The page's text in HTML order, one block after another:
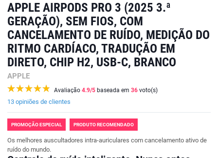
APPLE AIRPODS PRO 3 (2025 3.ª
GERAÇÃO), SEM FIOS, COM
CANCELAMENTO DE RUÍDO, MEDIÇÃO DO
RITMO CARDÍACO, TRADUÇÃO EM
DIRETO, CHIP H2, USB-C, BRANCO
APPLE
Avaliação 4.9/5 baseada em 36 voto(s)
13 opiniões de clientes
PROMOÇÃO ESPECIAL PRODUTO RECOMENDADO
Os melhores auscultadores intra-auriculares com cancelamento ativo de
ruído do mundo.